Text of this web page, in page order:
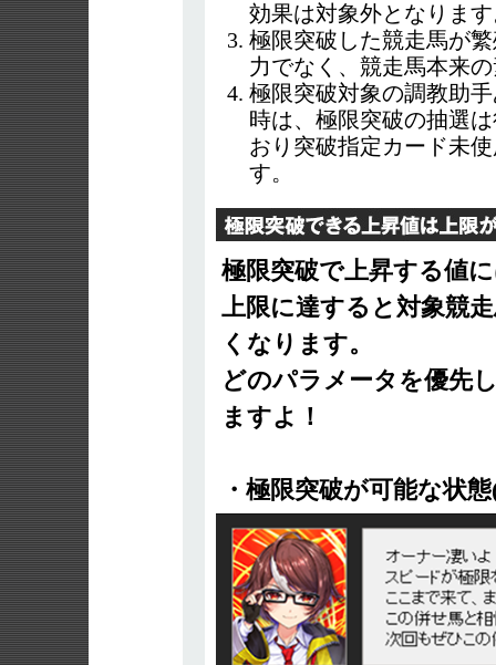
効果は対象外となりま
極限突破した競走馬が
力でなく、競走馬本来
極限突破対象の調教助
時は、極限突破の抽選
おり突破指定カード未
す。
極限突破で上昇する値
上限に達すると対象競
くなります。
どのパラメータを優先
ますよ！
・極限突破が可能な状